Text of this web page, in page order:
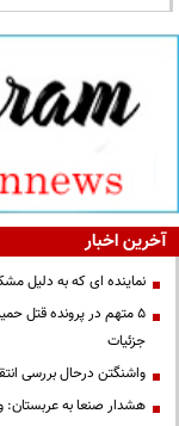
آخرین اخبار
نماینده ای که به دلیل
۵ متهم در پرونده قتل
جزئیات
واشنگتن درحال بررسی
هشدار صنعا به عربستان: